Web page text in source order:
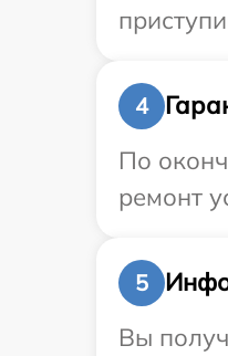
4
По
ремонт
5
Вы